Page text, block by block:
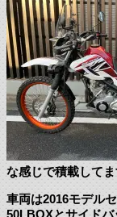
な感じで積載して
車両は2016モデル